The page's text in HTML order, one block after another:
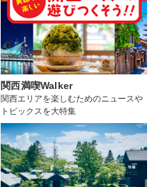
関西満喫Walker
関西エリアを楽しむためのニュースや
トピックスを大特集